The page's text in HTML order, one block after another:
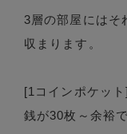
3層の部屋にはそ
収まります。
[1コインポケッ
銭が30枚～余裕